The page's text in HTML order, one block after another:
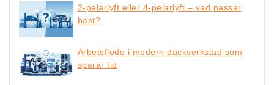
2-pelarlyft eller 4-pelarlyft – vad passar
bäst?
Arbetsflöde i modern däckverkstad som
sparar tid